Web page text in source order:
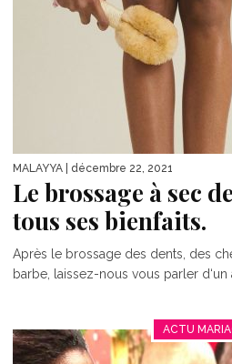
MALAYYA | décembre 22, 2021
Le brossage à sec
tous ses bienfaits.
Après le brossage des dents, des
barbe, laissez-nous vous parler d‘un
ACTU